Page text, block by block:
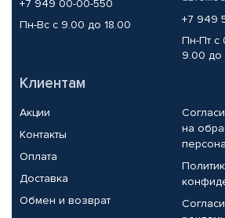
+7 949 00-00-550
Пн-Вс с 9.00 до 18.00
+7 949
Пн-Пт с
9.00 до
Клиентам
Акции
Контакты
Оплата
Доставка
Обмен и возврат
на